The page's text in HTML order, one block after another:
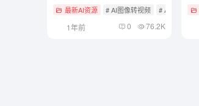
最新AI资源 # AI图像转视频 # AI开源项目
1年前 0 76.2K